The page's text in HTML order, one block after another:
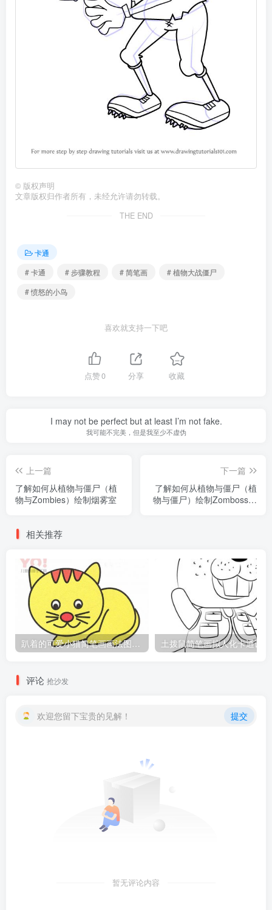
© 版权声明
文章版权归作者所有，未经允许请勿转载。
THE END
卡通
# 卡通
# 步骤教程 # 简笔画
# 植物大战僵尸
# 愤怒的小鸟
喜欢就支持一下吧
点赞0 分享 收藏
I may not be perfect but at least I’m not fake.
我可能不完美，但是我至少不虚伪
上一篇
了解如何从植物与僵尸（植
物与Zombies）绘制烟雾室
下一篇
了解如何从植物与僵尸（植
物与僵尸）绘制Zomboss博
相关推荐
趴着的可爱小猫简笔画画法图片教程
评论 抢沙发
欢迎您留下宝贵的见解！ 提交
暂无评论内容